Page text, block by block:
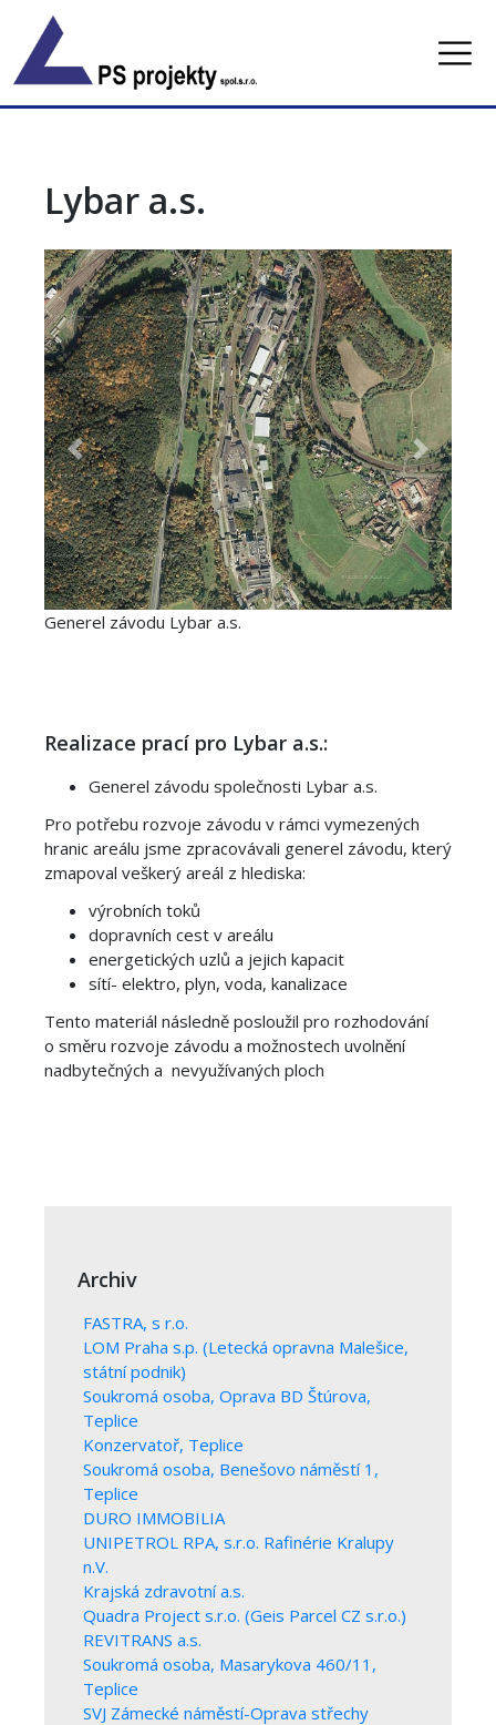
content
Archiv
FASTRA, s r.o.
LOM Praha s.p. (Letecká opravna Malešice,
státní podnik)
Soukromá osoba, Oprava BD Štúrova,
Teplice
Konzervatoř, Teplice
Soukromá osoba, Benešovo náměstí 1,
Teplice
DURO IMMOBILIA
UNIPETROL RPA, s.r.o. Rafinérie Kralupy
n.V.
Krajská zdravotní a.s.
Quadra Project s.r.o. (Geis Parcel CZ s.r.o.)
REVITRANS a.s.
Soukromá osoba, Masarykova 460/11,
Teplice
SVJ Zámecké náměstí-Oprava střechy
Lybar a.s.
Generel závodu Lybar a.s.
Previous Next
Realizace prací pro Lybar a.s.:
Generel závodu společnosti Lybar a.s.
Pro potřebu rozvoje závodu v rámci vymezených
hranic areálu jsme zpracovávali generel závodu, který
zmapoval veškerý areál z hlediska:
výrobních toků
dopravních cest v areálu
energetických uzlů a jejich kapacit
sítí- elektro, plyn, voda, kanalizace
Tento materiál následně posloužil pro rozhodování
o směru rozvoje závodu a možnostech uvolnění
nadbytečných a nevyužívaných ploch